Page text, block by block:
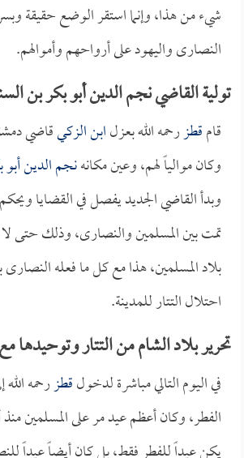
شيء من هذا، وإنما استقر الوضع حقيقة
النصارى واليهود على أرواحهم وأموالهم.
تولية القاضي نجم الدين أبو بكر بن
قامقطزرحمه الله بعزلابن الزكيقاضي
وكان موالياً لهم، وعين مكانهنجم الدين
وبدأ القاضي الجديد يفصل في القضايا
تمت بين المسلمين والنصارى، وذلك حتى
بلاد المسلمين، هذا مع كل ما فعله
احتلال التتار للمدينة.
تحرير بلاد الشام من التتار
في اليوم التالي مباشرة لدخولقطزرحمه
الفطر، وكان أعظم عيد مر على المسلمين